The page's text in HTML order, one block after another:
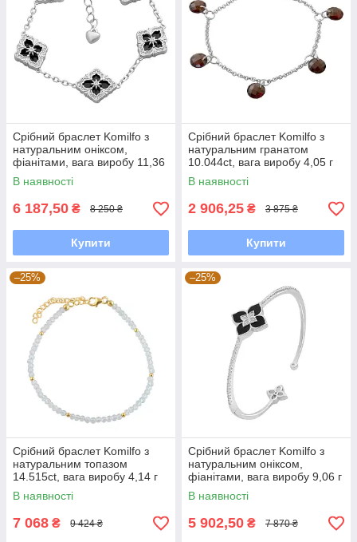
Срібний браслет Komilfo з
натуральним оніксом,
фіанітами, вага виробу 11,36
г (2177432) 1720 розмір
В наявності
6 187,50 ₴ 8 250 ₴
Купити
Срібний браслет Komilfo з
натуральним гранатом
10.044ct, вага виробу 4,05 г
(2163053) 1720 розмір
В наявності
2 906,25 ₴ 3 875 ₴
Купити
–25%
Срібний браслет Komilfo з
натуральним топазом
14.515ct, вага виробу 4,14 г
(2118190) 2025 розмір
В наявності
7 068 ₴ 9 424 ₴
–25%
Срібний браслет Komilfo з
натуральним оніксом,
фіанітами, вага виробу 9,06 г
(60002144) 18 розмір
В наявності
5 902,50 ₴ 7 870 ₴